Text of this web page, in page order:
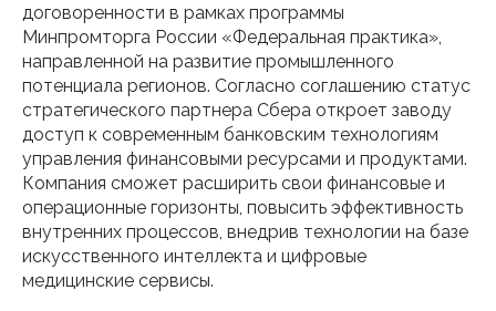
договоренности в рамках программы
Минпромторга России «Федеральная практика»,
направленной на развитие промышленного
потенциала регионов. Согласно соглашению статус
стратегического партнера Сбера откроет заводу
доступ к современным банковским технологиям
управления финансовыми ресурсами и продуктами.
Компания сможет расширить свои финансовые и
операционные горизонты, повысить эффективность
внутренних процессов, внедрив технологии на базе
искусственного интеллекта и цифровые
медицинские сервисы.